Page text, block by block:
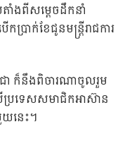
ាំងពីសម្តេចដឹកនាំ
ាក់ខែជូនមន្ត្រីរាជការ
ជា ក៏នឹងពិចារណាចូលរួម
ើប្រទេសសមាជិកអាស៊ាន
យនេះ។